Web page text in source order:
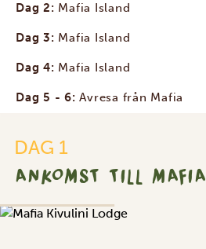
Dag 2: Mafia Island
Dag 3: Mafia Island
Dag 4: Mafia Island
Dag 5 - 6:Avresa från Mafia
DAG 1
ANKOMST TILL MAFIA